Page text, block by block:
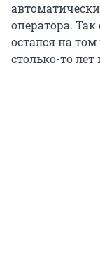
оператора.
остался на том
столько-то